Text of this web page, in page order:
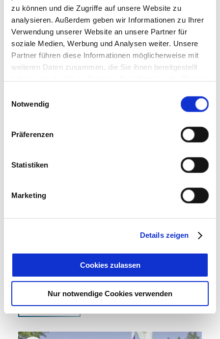
zu können und die Zugriffe auf unsere Website zu
analysieren. Außerdem geben wir Informationen zu Ihrer
Verwendung unserer Website an unsere Partner für
soziale Medien, Werbung und Analysen weiter. Unsere
Partner führen diese Informationen möglicherweise mit
weiteren Daten zusammen, die Sie ihnen bereitgestellt
Cookies, wenn Sie unsere Webseite weiterhin nutzen.
Notwendig
Präferenzen
Statistiken
Marketing
Details zeigen
Cookies zulassen
Nur notwendige Cookies verwenden
Unweit vom Kirchenfriedhof gelegener Gemeindefriedhof
Weitere Infos
AUGUST MACKE IN TEGERNSEE /
FÜHRUNG HEIMATFÜHRER
Weitere Infos